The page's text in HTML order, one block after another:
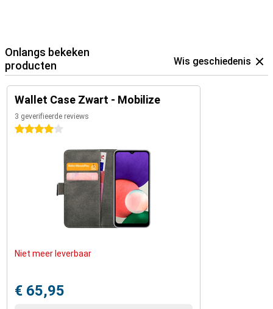
Onlangs bekeken
producten
Wis geschiedenis
Wallet Case Zwart - Mobilize
3 geverifieerde reviews
4 sterren
Niet meer leverbaar
€ 65,95